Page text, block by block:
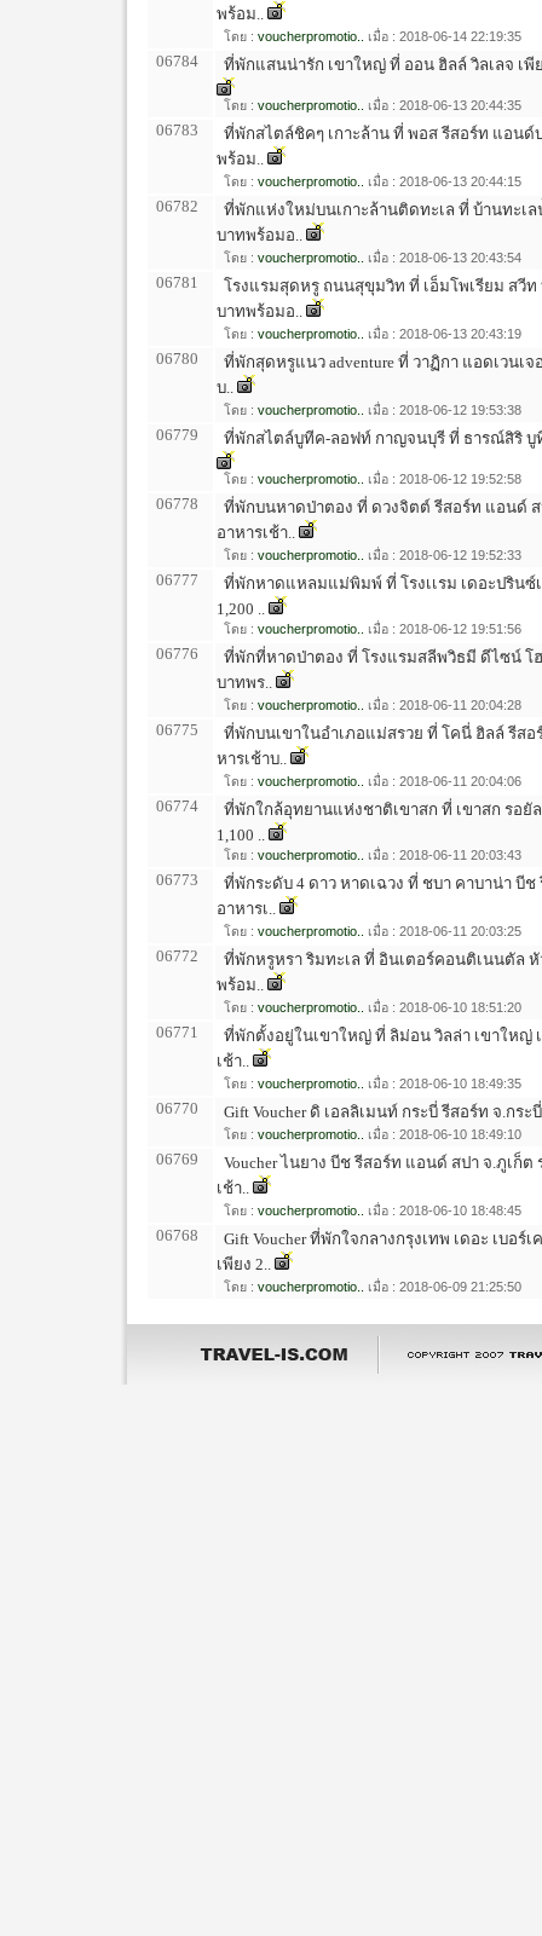
พร้อม..
โดย : voucherpromotio.. เมื่อ : 2018-06-14 22:19:35
06784 ที่พักแสนน่ารัก เขาใหญ่ ที่ ออน ฮิลล์ วิลเลจ เพี
โดย : voucherpromotio.. เมื่อ : 2018-06-13 20:44:35
06783
ที่พักสไตล์ชิคๆ เกาะล้าน ที่ พอส รีสอร์ท แอนด์บ
พร้อม..
โดย : voucherpromotio.. เมื่อ : 2018-06-13 20:44:15
06782
ที่พักแห่งใหม่บนเกาะล้านติดทะเล ที่ บ้านทะเล
บาทพร้อมอ..
โดย : voucherpromotio.. เมื่อ : 2018-06-13 20:43:54
06781
โรงแรมสุดหรู ถนนสุขุมวิท ที่ เอ็มโพเรียม สวีท
บาทพร้อมอ..
โดย : voucherpromotio.. เมื่อ : 2018-06-13 20:43:19
06780
ที่พักสุดหรูแนว adventure ที่ วาฏิกา แอดเวนเจ
บ..
โดย : voucherpromotio.. เมื่อ : 2018-06-12 19:53:38
06779 ที่พักสไตล์บูทีค-ลอฟท์ กาญจนบุรี ที่ ธารณ์สิริ บูที
โดย : voucherpromotio.. เมื่อ : 2018-06-12 19:52:58
06778
ที่พักบนหาดป่าตอง ที่ ดวงจิตต์ รีสอร์ท แอนด์ ส
อาหารเช้า..
โดย : voucherpromotio.. เมื่อ : 2018-06-12 19:52:33
06777
ที่พักหาดแหลมแม่พิมพ์ ที่ โรงเเรม เดอะปรินซ์
1,200 ..
โดย : voucherpromotio.. เมื่อ : 2018-06-12 19:51:56
06776
ที่พักที่หาดป่าตอง ที่ โรงแรมสลีพวิธมี ดีไซน์ โฮ
บาทพร..
โดย : voucherpromotio.. เมื่อ : 2018-06-11 20:04:28
06775
ที่พักบนเขาในอำเภอแม่สรวย ที่ โคนี่ ฮิลล์ รีสอ
หารเช้าบ..
โดย : voucherpromotio.. เมื่อ : 2018-06-11 20:04:06
06774
ที่พักใกล้อุทยานแห่งชาติเขาสก ที่ เขาสก รอยั
1,100 ..
โดย : voucherpromotio.. เมื่อ : 2018-06-11 20:03:43
06773
ที่พักระดับ 4 ดาว หาดเฉวง ที่ ชบา คาบาน่า บีช
อาหารเ..
โดย : voucherpromotio.. เมื่อ : 2018-06-11 20:03:25
06772
ที่พักหรูหรา ริมทะเล ที่ อินเตอร์คอนติเนนตัล หั
พร้อม..
โดย : voucherpromotio.. เมื่อ : 2018-06-10 18:51:20
06771
ที่พักตั้งอยู่ในเขาใหญ่ ที่ ลิม่อน วิลล่า เขาใหญ่
เช้า..
โดย : voucherpromotio.. เมื่อ : 2018-06-10 18:49:35
06770 Gift Voucher ดิ เอลลิเมนท์ กระบี่ รีสอร์ท จ.กระ
โดย : voucherpromotio.. เมื่อ : 2018-06-10 18:49:10
06769
Voucher ไนยาง บีช รีสอร์ท แอนด์ สปา จ.ภูเก็ต
เช้า..
โดย : voucherpromotio.. เมื่อ : 2018-06-10 18:48:45
06768
Gift Voucher ที่พักใจกลางกรุงเทพ เดอะ เบอร์
เพียง 2..
โดย : voucherpromotio.. เมื่อ : 2018-06-09 21:25:50